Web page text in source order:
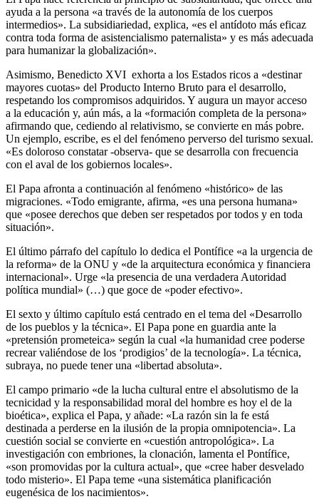
ayuda a la persona «a través de la autonomía de los cuerpos
intermedios». La subsidiariedad, explica, «es el antídoto más eficaz
contra toda forma de asistencialismo paternalista» y es más adecuada
para humanizar la globalización».
Asimismo, Benedicto XVI exhorta a los Estados ricos a «destinar
mayores cuotas» del Producto Interno Bruto para el desarrollo,
respetando los compromisos adquiridos. Y augura un mayor acceso
a la educación y, aún más, a la «formación completa de la persona»
afirmando que, cediendo al relativismo, se convierte en más pobre.
Un ejemplo, escribe, es el del fenómeno perverso del turismo sexual.
«Es doloroso constatar -observa- que se desarrolla con frecuencia
con el aval de los gobiernos locales».
El Papa afronta a continuación al fenómeno «histórico» de las
migraciones. «Todo emigrante, afirma, «es una persona humana»
que «posee derechos que deben ser respetados por todos y en toda
situación».
El último párrafo del capítulo lo dedica el Pontífice «a la urgencia de
la reforma» de la ONU y «de la arquitectura económica y financiera
internacional». Urge «la presencia de una verdadera Autoridad
política mundial» (…) que goce de «poder efectivo».
El sexto y último capítulo está centrado en el tema del «Desarrollo
de los pueblos y la técnica». El Papa pone en guardia ante la
«pretensión prometeica» según la cual «la humanidad cree poderse
recrear valiéndose de los ‘prodigios’ de la tecnología». La técnica,
subraya, no puede tener una «libertad absoluta».
El campo primario «de la lucha cultural entre el absolutismo de la
tecnicidad y la responsabilidad moral del hombre es hoy el de la
bioética», explica el Papa, y añade: «La razón sin la fe está
destinada a perderse en la ilusión de la propia omnipotencia». La
cuestión social se convierte en «cuestión antropológica». La
investigación con embriones, la clonación, lamenta el Pontífice,
«son promovidas por la cultura actual», que «cree haber desvelado
todo misterio». El Papa teme «una sistemática planificación
eugenésica de los nacimientos».